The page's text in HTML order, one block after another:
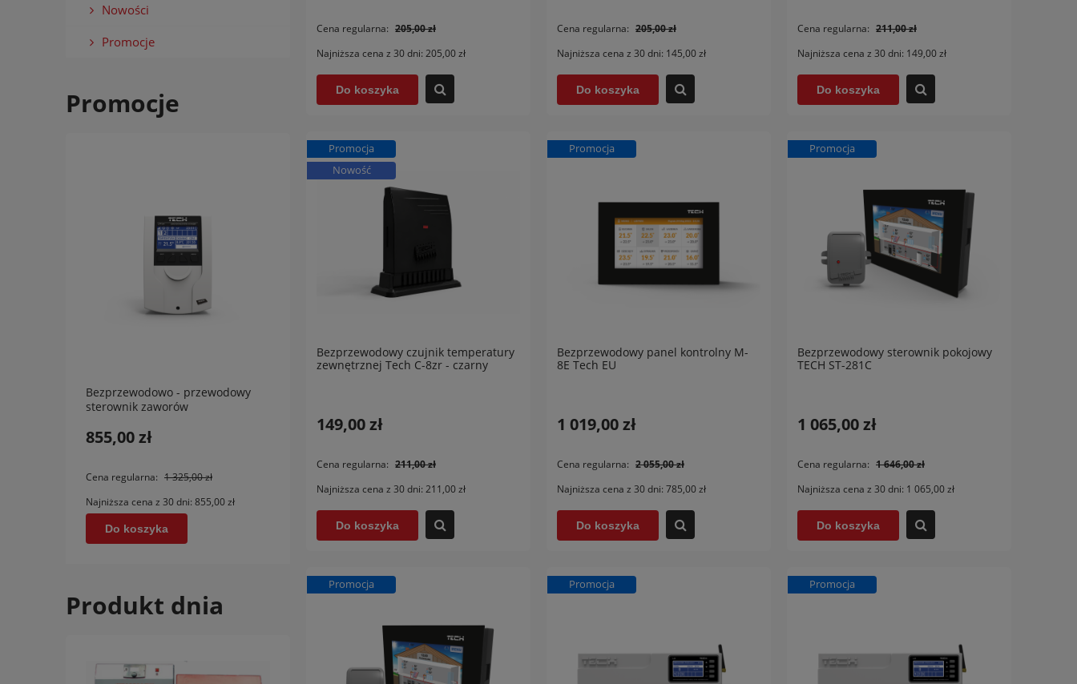
Nowości
Promocje
Promocje
Bezprzewodowo - przewodowy
sterownik zaworów
855,00 zł
Cena regularna: 1 325,00 zł
Najniższa cena z 30 dni: 855,00 zł
Do koszyka
termostatycznych Tech L-4 WiFi
EU
1 115,00 zł
Do koszyka
165,00 zł
Do koszyka
135,00 zł
Do koszyka
Produkt dnia
Cena regularna: 205,00 zł
Najniższa cena z 30 dni: 205,00 zł
Do koszyka
Cena regularna: 205,00 zł
Najniższa cena z 30 dni: 145,00 zł
Do koszyka
Cena regularna: 211,00 zł
Najniższa cena z 30 dni: 149,00 zł
Do koszyka
Bezprzewodowy czujnik temperatury
zewnętrznej Tech C-8zr - czarny
149,00 zł
Cena regularna: 211,00 zł
Najniższa cena z 30 dni: 211,00 zł
Do koszyka
Promocja
Nowość
Bezprzewodowy panel kontrolny M-
8E Tech EU
1 019,00 zł
Cena regularna: 2 055,00 zł
Najniższa cena z 30 dni: 785,00 zł
Do koszyka
Promocja
Bezprzewodowy sterownik pokojowy
TECH ST-281C
1 065,00 zł
Cena regularna: 1 646,00 zł
Najniższa cena z 30 dni: 1 065,00 zł
Do koszyka
Promocja
Promocja Promocja Promocja